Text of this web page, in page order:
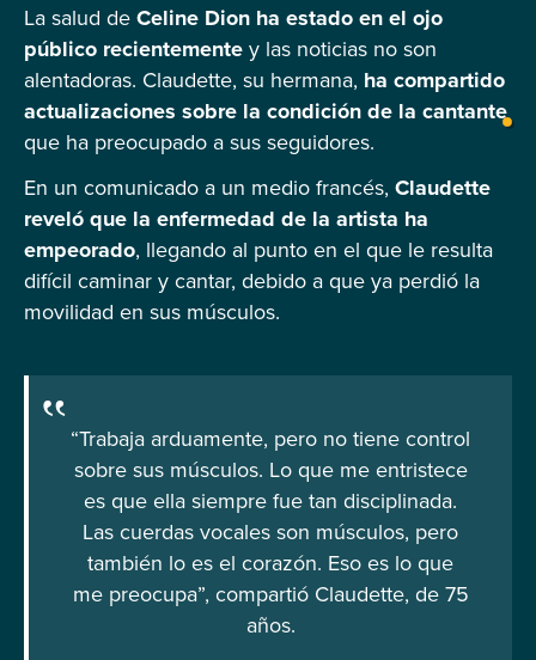
Claudette reveló que la enfermedad de la artista ha
empeorado, llegando al […]
La salud deCeline Dion ha estado en el ojo
público recientementey las noticias no son
alentadoras. Claudette, su hermana, ha compartido
actualizaciones sobre la condición de la cantante
que ha preocupado a sus seguidores.
En un comunicado a un medio francés, Claudette
reveló que la enfermedad de la artista ha
empeorado, llegando al punto en el que le resulta
difícil caminar y cantar, debido a que ya perdió la
movilidad en sus músculos.
“Trabaja arduamente, pero no tiene control
sobre sus músculos. Lo que me entristece
es que ella siempre fue tan disciplinada.
Las cuerdas vocales son músculos, pero
también lo es el corazón. Eso es lo que
me preocupa”, compartió Claudette, de 75
años.